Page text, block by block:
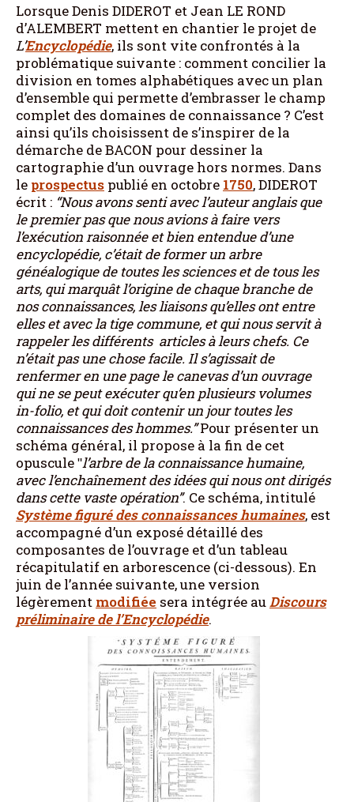
Lorsque Denis DIDEROT et Jean LE ROND
d’ALEMBERT mettent en chantier le projet de
L’Encyclopédie, ils sont vite confrontés à la
problématique suivante : comment concilier la
division en tomes alphabétiques avec un plan
d’ensemble qui permette d’embrasser le champ
complet des domaines de connaissance ? C’est
ainsi qu’ils choisissent de s’inspirer de la
démarche de BACON pour dessiner la
cartographie d’un ouvrage hors normes. Dans
le prospectus publié en octobre 1750, DIDEROT
écrit : “Nous avons senti avec l’auteur anglais que
le premier pas que nous avions à faire vers
l’exécution raisonnée et bien entendue d’une
encyclopédie, c’était de former un arbre
généalogique de toutes les sciences et de tous les
arts, qui marquât l’origine de chaque branche de
nos connaissances, les liaisons qu’elles ont entre
elles et avec la tige commune, et qui nous servit à
rappeler les différents articles à leurs chefs. Ce
n’était pas une chose facile. Il s’agissait de
renfermer en une page le canevas d’un ouvrage
qui ne se peut exécuter qu’en plusieurs volumes
in-folio, et qui doit contenir un jour toutes les
connaissances des hommes.”Pour présenter un
schéma général, il propose à la fin de cet
opuscule ʺl’arbre de la connaissance humaine,
avec l’enchaînement des idées qui nous ont dirigés
dans cette vaste opération”. Ce schéma, intitulé
Système figuré des connaissances humaines, est
accompagné d’un exposé détaillé des
composantes de l’ouvrage et d’un tableau
récapitulatif en arborescence (ci-dessous). En
juin de l’année suivante, une version
légèrement modifiée sera intégrée auDiscours
préliminaire de l’Encyclopédie.